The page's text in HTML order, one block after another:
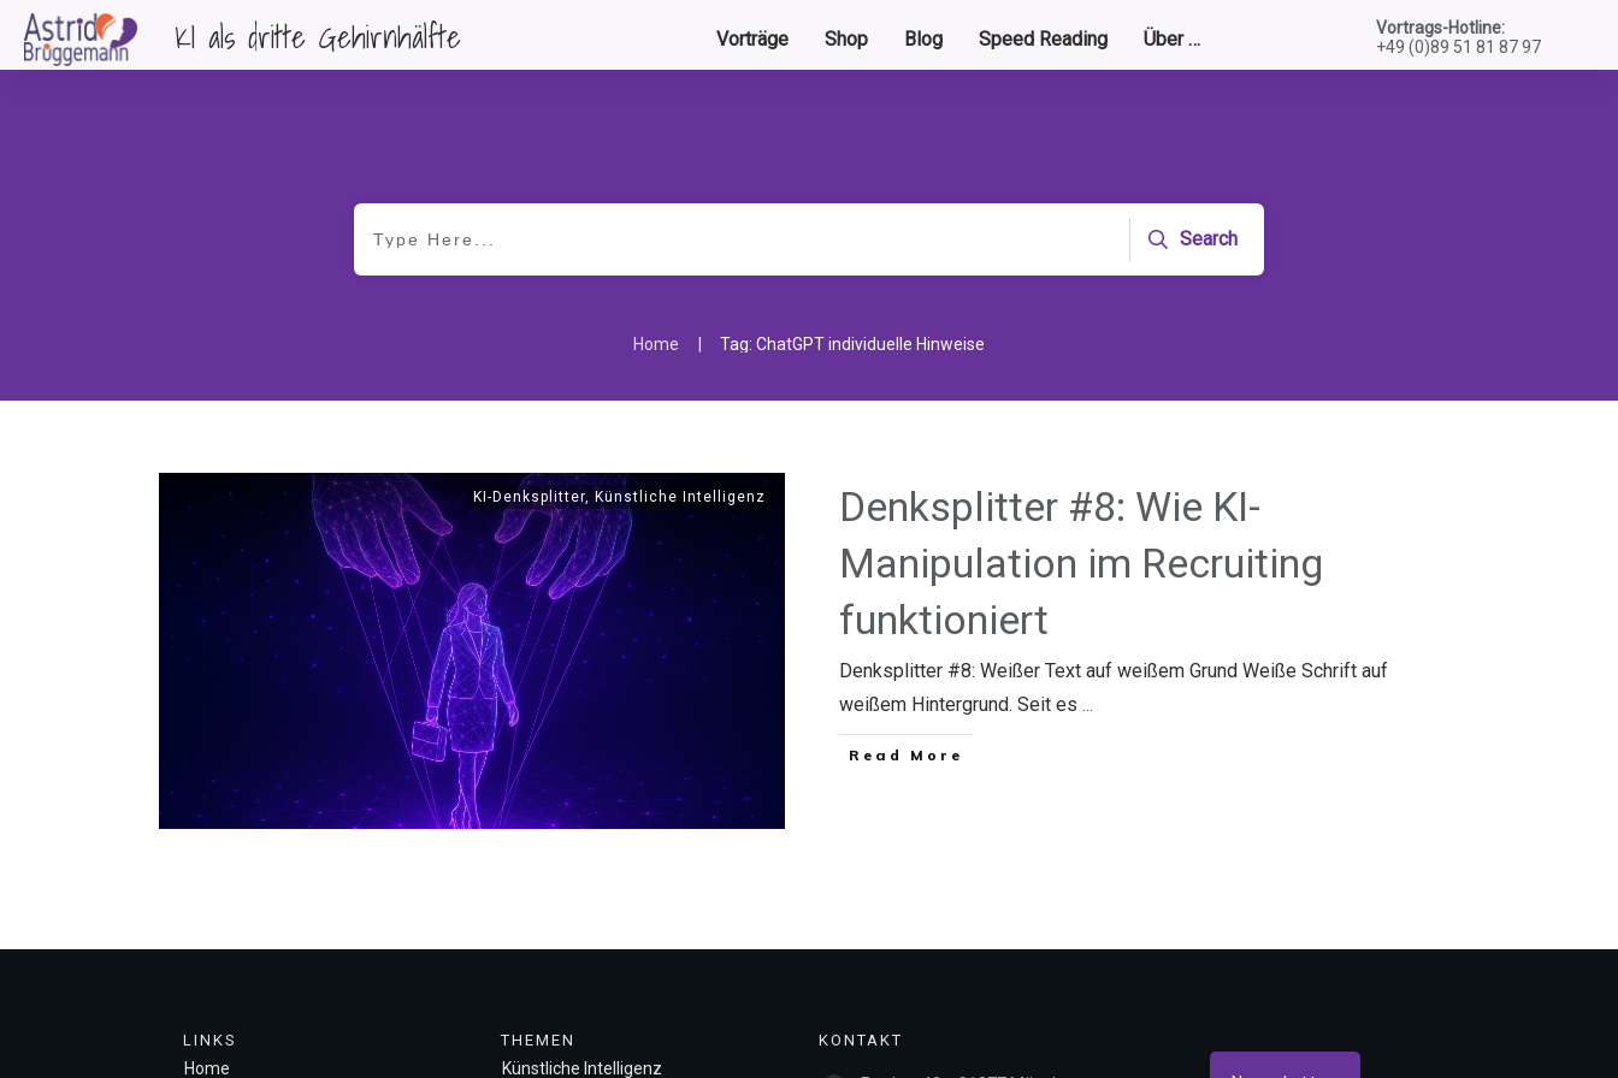
KI als dritte Gehirnhälfte Vorträge Shop Blog Speed Reading Über …
Vortrags-Hotline:
+49 (0)89 51 81 87 97
Search
Home | Tag: ChatGPT individuelle Hinweise
KI-Denksplitter, Künstliche Intelligenz
Denksplitter #8: Wie KI-
Manipulation im Recruiting
funktioniert
Denksplitter #8: Weißer Text auf weißem Grund Weiße Schrift auf
weißem Hintergrund. Seit es ...
​Read More
LINKS
Home
THEMEN
Künstliche Intelligenz
KONTAKT